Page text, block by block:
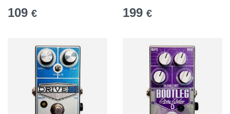
109 € 199 €